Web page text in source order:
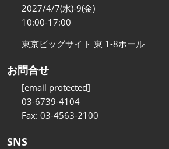
2027/4/7(水)-9(金)
10:00-17:00
東京ビッグサイト 東 1-8ホール
お問合せ
[email protected]
03-6739-4104
Fax: 03-4563-2100
SNS